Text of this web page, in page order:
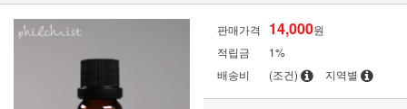
판매가격 14,000원
적립금
1%
배송비
(조건) 지역별